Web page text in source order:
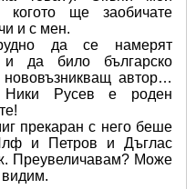
ще заобичате
и с мен.
да се намерят
и да било българско
автор…
Русев е роден
прекаран с него беше
и Петров и Дъглас
Преувеличавам? Може